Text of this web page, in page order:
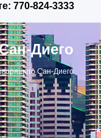
770-824-3333
Диего
Сан-Диего
▶